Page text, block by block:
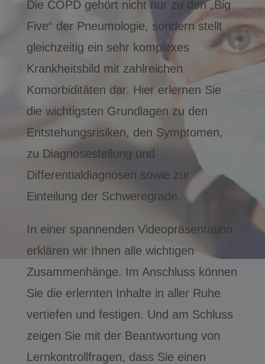
Die COPD gehört nicht nur zu den „Big
Five“ der Pneumologie, sondern stellt
gleichzeitig ein sehr komplexes
Krankheitsbild mit zahlreichen
Komorbiditäten dar. Hier erlernen Sie
die wichtigsten Grundlagen zu den
Entstehungsrisiken, den Symptomen,
zu Diagnosestellung und
Differentialdiagnosen sowie zur
Einteilung der Schweregrade.
In einer spannenden Videopräsentation
erklären wir Ihnen alle wichtigen
Zusammenhänge. Im Anschluss können
Sie die erlernten Inhalte in aller Ruhe
vertiefen und festigen. Und am Schluss
zeigen Sie mit der Beantwortung von
Lernkontrollfragen, dass Sie einen